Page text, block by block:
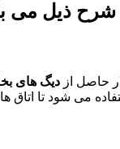
شرح ذیل می
حاصل از دیگ های
می شود تا اتاق